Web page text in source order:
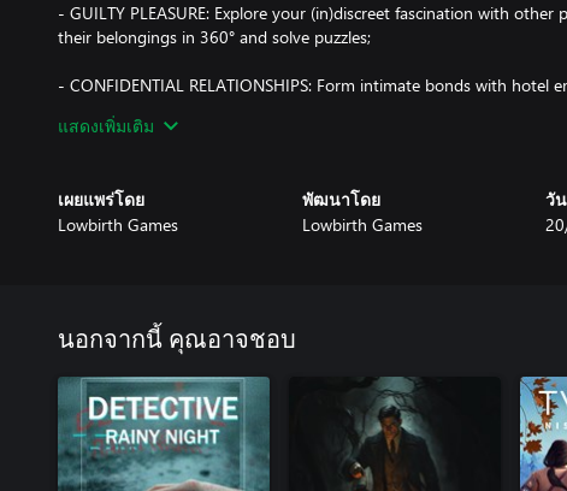
- GUILTY PLEASURE: Explore your (in)discreet fascination with other
their belongings in 360° and solve puzzles;
- CONFIDENTIAL RELATIONSHIPS: Form intimate bonds with hotel
This Bed We Made is a whirlwind of glamour, mystery, and intrigue
แสดงเพิ่มเติม
เผยแพร่โดย
Lowbirth Games
พัฒนาโดย
Lowbirth Games
วั
นอกจากนี้ คุณอาจชอบ